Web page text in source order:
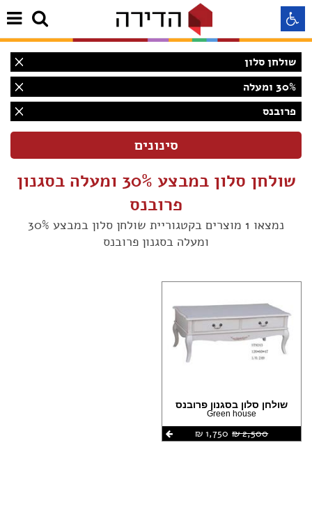
שולחן סלון
30% ומעלה
פרובנס
(1)
(1)
(1)
שולחן סלון במבצע 30% ומעלה בסגנון
פרובנס
נמצאו 1 מוצרים בקטגוריית שולחן סלון במבצע 30%
ומעלה בסגנון פרובנס
שולחן סלון בסגנון פרובנס
Green house
2,500 ‏₪
1,750 ‏₪
התאמה לקורא מסך
התאמה לעיוורי צבעים
התאמה לכבדי ראיה
Aא Aא Aא
הצהרת נגישות